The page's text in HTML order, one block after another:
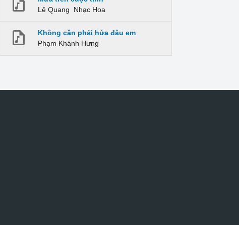
Lê Quang
Nhạc Hoa
Không cần phải hứa đâu em
Phạm Khánh Hưng